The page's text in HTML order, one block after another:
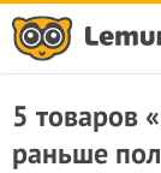
5 товаров
раньше